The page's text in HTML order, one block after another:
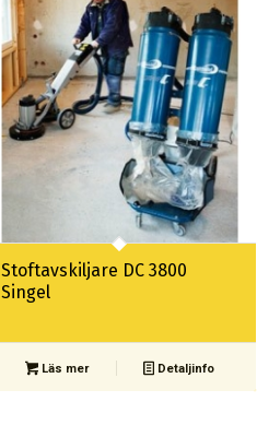
Stoftavskiljare DC 3800
Singel
Läs mer Detaljinfo